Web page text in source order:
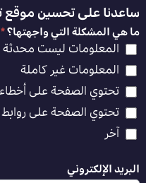
ساعدنا على تحسين موقع
ما هي المشكلة التي واجهتها؟*
المعلومات ليست محدثة
المعلومات غير كاملة
تحتوي الصفحة على أخطاء
تحتوي الصفحة على
آخر
البريد الإلكتروني